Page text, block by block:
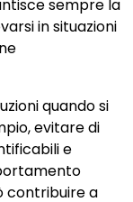
sempre la
in situazioni
quando si
evitare di
e
contribuire a